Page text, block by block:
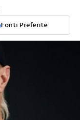
Fonti Preferite